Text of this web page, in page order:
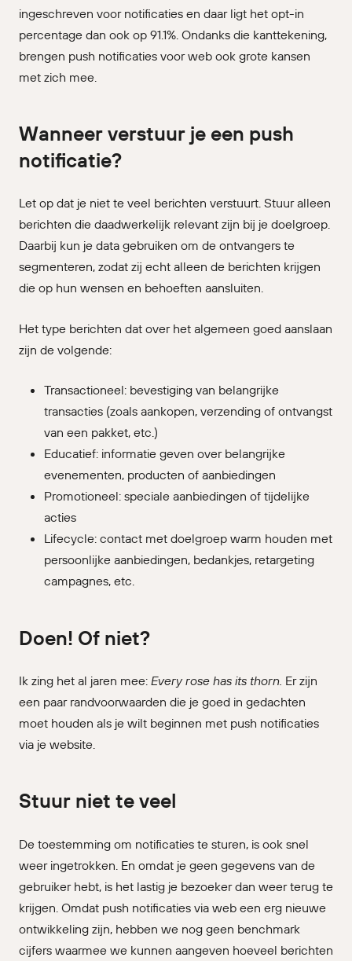
ingeschreven voor notificaties en daar ligt het opt-in
percentage dan ook op 91.1%. Ondanks die kanttekening,
brengen push notificaties voor web ook grote kansen
met zich mee.
Wanneer verstuur je een push
notificatie?
Let op dat je niet te veel berichten verstuurt. Stuur alleen
berichten die daadwerkelijk relevant zijn bij je doelgroep.
Daarbij kun je data gebruiken om de ontvangers te
segmenteren, zodat zij echt alleen de berichten krijgen
die op hun wensen en behoeften aansluiten.
Het type berichten dat over het algemeen goed aanslaan
zijn de volgende:
Transactioneel: bevestiging van belangrijke
transacties (zoals aankopen, verzending of ontvangst
van een pakket, etc.)
Educatief: informatie geven over belangrijke
evenementen, producten of aanbiedingen
Promotioneel: speciale aanbiedingen of tijdelijke
acties
Lifecycle: contact met doelgroep warm houden met
persoonlijke aanbiedingen, bedankjes, retargeting
campagnes, etc.
Doen! Of niet?
Ik zing het al jaren mee: Every rose has its thorn. Er zijn
een paar randvoorwaarden die je goed in gedachten
moet houden als je wilt beginnen met push notificaties
via je website.
Stuur niet te veel
De toestemming om notificaties te sturen, is ook snel
weer ingetrokken. En omdat je geen gegevens van de
gebruiker hebt, is het lastig je bezoeker dan weer terug te
krijgen. Omdat push notificaties via web een erg nieuwe
ontwikkeling zijn, hebben we nog geen benchmark
cijfers waarmee we kunnen aangeven hoeveel berichten